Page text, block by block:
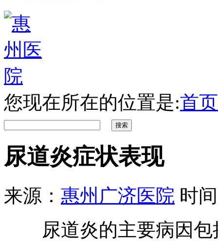
您现在所在的位置是:首页
尿道炎症状表现
来源： 惠州广济医院 时
尿道炎的主要病因包